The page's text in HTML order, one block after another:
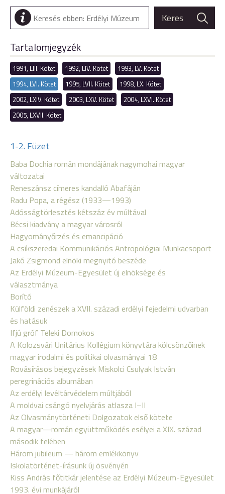
Tartalomjegyzék
1991, LIII. Kötet 1992, LIV. Kötet
1993, LV. Kötet
1994, LVI. Kötet
1995, LVII. Kötet
1998, LX. Kötet
2002, LXIV. Kötet
2003, LXV. Kötet
2004, LXVI. Kötet
2005, LXVII. Kötet
1-2. Füzet
Baba Dochia román mondájának nagymohai magyar
változatai
Reneszánsz címeres kandalló Abafáján
Radu Popa, a régész (1933—1993)
Adósságtörlesztés kétszáz év múltával
Bécsi kiadvány a magyar városról
Hagyományőrzés és emancipáció
A csíkszeredai Kommunikációs Antropológiai Munkacsoport
Jakó Zsigmond elnöki megnyitó beszéde
Az Erdélyi Múzeum-Egyesület új elnöksége és
választmánya
Borító
Külföldi zenészek a XVII. századi erdélyi fejedelmi udvarban
és hatásuk
Ifjú gróf Teleki Domokos
A Kolozsvári Unitárius Kollégium könyvtára kölcsönzőinek
magyar irodalmi és politikai olvasmányai 18
Rovásírásos bejegyzések Miskolci Csulyak István
peregrinációs albumában
Az erdélyi levéltárvédelem múltjából
A moldvai csángó nyelvjárás atlasza I–II
Az Olvasmánytörténeti Dolgozatok első kötete
A magyar—román együttműködés esélyei a XIX. század
második felében
Három jubileum — három emlékkönyv
Iskolatörténet-írásunk új ösvényén
Kiss András főtitkár jelentése az Erdélyi Múzeum-Egyesület
1993. évi munkájáról